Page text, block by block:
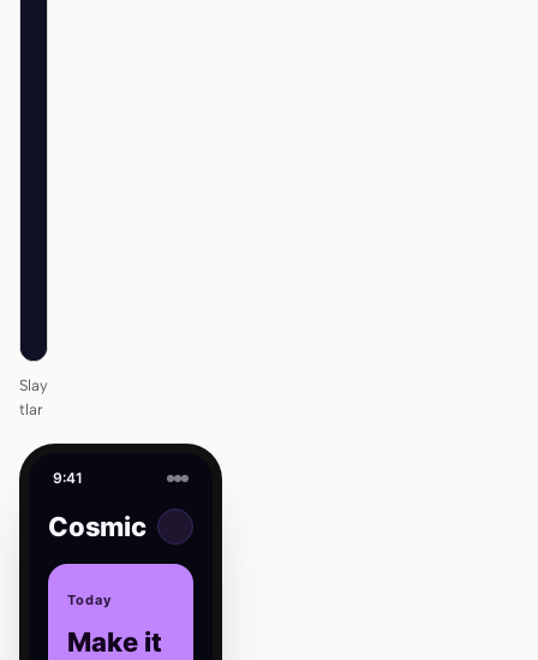
Slay
tlar
9:41
Cosmic
Today
Make it